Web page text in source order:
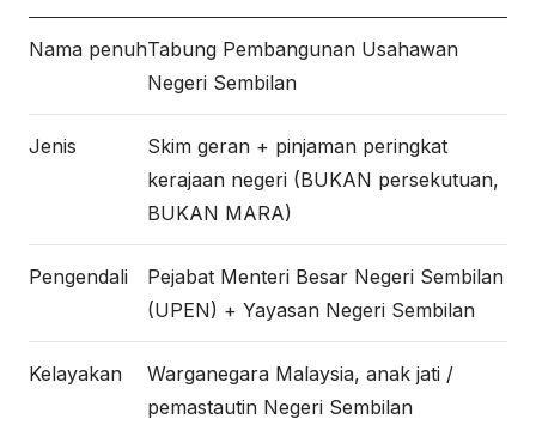
Nama penuhTabung Pembangunan Usahawan
Negeri Sembilan
Jenis
Skim geran + pinjaman peringkat
kerajaan negeri (BUKAN persekutuan,
BUKAN MARA)
Pengendali
Pejabat Menteri Besar Negeri Sembilan
(UPEN) + Yayasan Negeri Sembilan
Kelayakan
Warganegara Malaysia, anak jati /
pemastautin Negeri Sembilan